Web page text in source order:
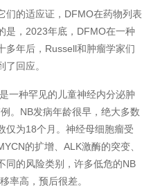
们的适应证，DFMO在药物列表
是，2023年底，DFMO在一种
多年后，Russell和肿瘤学家们
回应。
一种罕见的儿童神经内分泌肿
。NB发病年龄很早，绝大多数
仅为18个月。神经母细胞瘤受
的扩增、ALK激酶的突变、
同的风险类别，许多低危的NB
率高，预后很差。